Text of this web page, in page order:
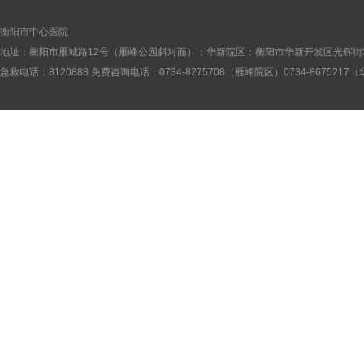
衡阳市中心医院
地址：衡阳市雁城路12号（雁峰公园斜对面）；华新院区：衡阳市华新开发区光辉
急救电话：8120888 免费咨询电话：0734-8275708（雁峰院区）0734-8675217（